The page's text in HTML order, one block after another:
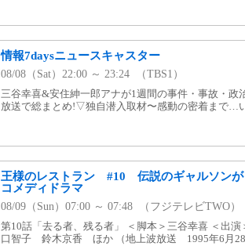
情報7daysニュースキャスター
08/08（Sat）22:00 ～ 23:24 （TBS1）
三谷幸喜&安住紳一郎アナが1週間の事件・事故・政
放送で総まとめ!▽独自潜入取材〜感動の密着まで…
王様のレストラン #10 伝説のギャルソンが
コメディドラマ
08/09（Sun）07:00 ～ 07:48 （フジテレビTWO）
第10話「去る者、残る者」 ＜脚本＞三谷幸喜 ＜
口智子 鈴木京香 ほか （地上波放送 1995年6月